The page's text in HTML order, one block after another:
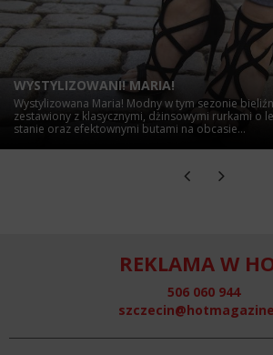
WYSTYLIZOWANI! MARIA!
Wystylizowana Maria! Modny w tym sezonie
zestawiony z klasycznymi, dżinsowymi rurkami o
stanie oraz efektownymi butami na obcasie...
REKLAMA W
506 060 944